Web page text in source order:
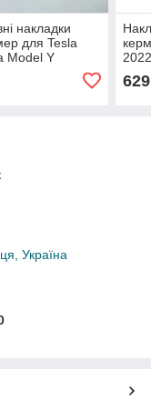
накладки
для Tesla
Model Y
629
Україна